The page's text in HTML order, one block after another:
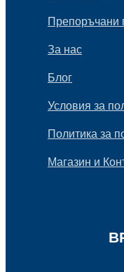
Препоръчани
За нас
Блог
Условия за
Политика за
Магазин и